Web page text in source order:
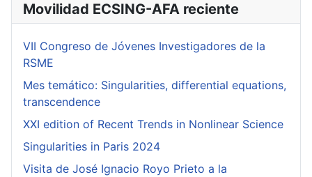
Movilidad ECSING-AFA reciente
VII Congreso de Jóvenes Investigadores de la
RSME
Mes temático: Singularities, differential equations,
transcendence
XXI edition of Recent Trends in Nonlinear Science
Singularities in Paris 2024
Visita de José Ignacio Royo Prieto a la